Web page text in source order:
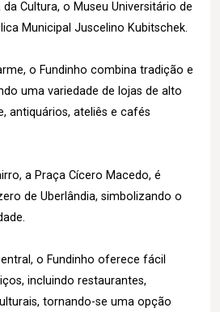
Cultura, o Museu Universitário de
Municipal Juscelino Kubitschek.
o Fundinho combina tradição e
uma variedade de lojas de alto
antiquários, ateliês e cafés
a Praça Cícero Macedo, é
de Uberlândia, simbolizando o
o Fundinho oferece fácil
incluindo restaurantes,
tornando-se uma opção